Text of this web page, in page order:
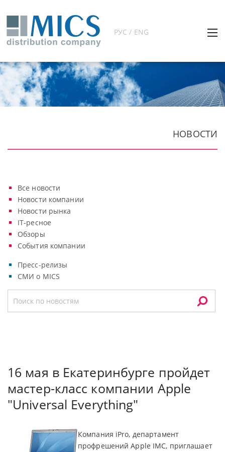
РУС / ENG
НОВОСТИ
Все новости
Новости компании
Новости рынка
IT-ресное
Обзоры
События компании
Пресс-релизы
СМИ о MICS
16 мая в Екатеринбурге пройдет
мастер-класс компании Apple
"Universal Everything"
Компания iPro, департамент
профрешений Apple IMC, приглашает